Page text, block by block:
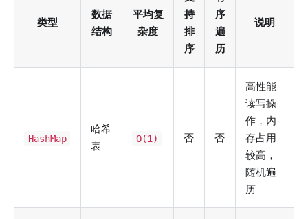
类型
数据
结构
平均复
杂度
持
排
序
序
遍
历
说明
HashMap
哈希
表
O(1) 否 否
高性能
读写操
作，内
存占用
较高，
随机遍
历